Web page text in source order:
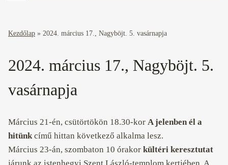
Kezdőlap » 2024. március 17., Nagyböjt. 5. vasárnapja
2024. március 17., Nagyböjt. 5.
vasárnapja
Március 21-én, csütörtökön 18.30-kor A jelenben él a
hitünkcímű hittan következő alkalma lesz.
Március 23-án, szombaton 10 órakor kültéri keresztutat